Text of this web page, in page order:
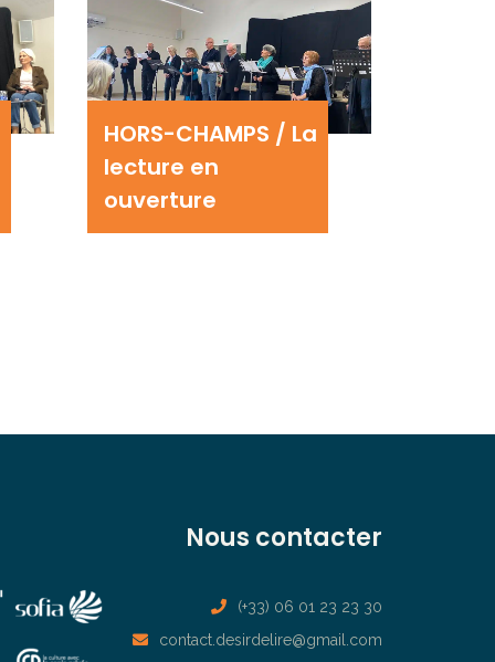
HORS-CHAMPS / La
lecture en
ouverture
Nous contacter
(+33) 06 01 23 23 30
contact.desirdelire@gmail.com